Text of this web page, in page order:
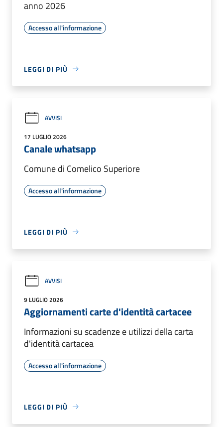
anno 2026
Accesso all'informazione
LEGGI DI PIÙ
AVVISI
17 LUGLIO 2026
Canale whatsapp
Comune di Comelico Superiore
Accesso all'informazione
LEGGI DI PIÙ
AVVISI
9 LUGLIO 2026
Aggiornamenti carte d'identità cartacee
Informazioni su scadenze e utilizzi della carta
d'identità cartacea
Accesso all'informazione
LEGGI DI PIÙ